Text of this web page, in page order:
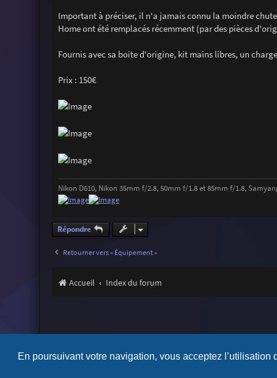
En poursuivant votre navigation, vous acceptez l’utilisation
Important à préciser, il n'a jamais connu la moindre
Home ont été remplacés récemment (par des pièces
Fournis avec sa boite d'origine, kit mains libres, un
Prix : 150€
Nikon D610, Nikon 35mm f/2.8, 50mm f/1.8 et 85mm f/1.8,
Répondre
Retourner vers « Équipement »
Accueil Index du forum